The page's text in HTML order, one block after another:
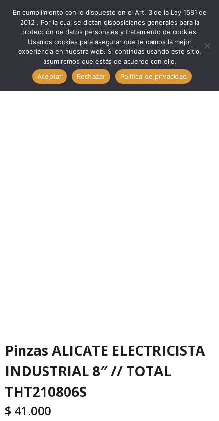
Marcas
Total
Pinzas ALICATE ELECTRICISTA INDUSTRIAL 8″ // TOTAL
THT210806S
Pinzas ALICATE ELECTRICISTA
INDUSTRIAL 8″ // TOTAL
THT210806S
$ 41.000
En cumplimiento con lo dispuesto en el Art. 3 de la Ley 1581 de
2012 , Por la cual se dictan disposiciones generales para la
protección de datos personales y tratamiento de cookies.
Usamos cookies para asegurar que te damos la mejor
experiencia en nuestra web. Si continúas usando este sitio,
asumiremos que estás de acuerdo con ello.
Aceptar
Rechazar Política de privacidad